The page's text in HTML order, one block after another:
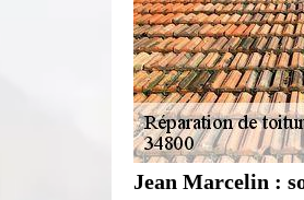
Jean Marcelin :